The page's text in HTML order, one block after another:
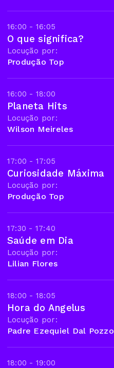
16:00 - 16:05
O que significa?
Locução por:
Produção Top
16:00 - 18:00
Planeta Hits
Locução por:
Wilson Meireles
17:00 - 17:05
Curiosidade Máxima
Locução por:
Produção Top
17:30 - 17:40
Saúde em Dia
Locução por:
Lilian Flores
18:00 - 18:05
Hora do Angelus
Locução por:
Padre Ezequiel Dal Pozzo
18:00 - 19:00